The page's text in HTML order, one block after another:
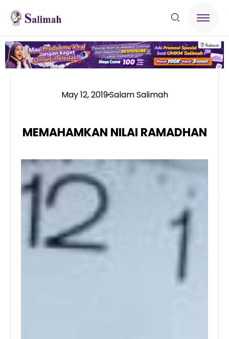
May 12, 2019Salam Salimah
MEMAHAMKAN NILAI RAMADHAN